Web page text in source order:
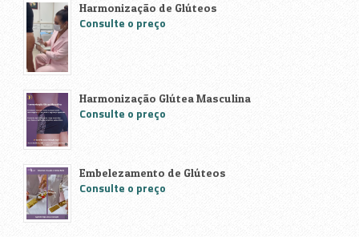
Harmonização de Glúteos
Consulte o preço
Harmonização Glútea Masculina
Consulte o preço
Embelezamento de Glúteos
Consulte o preço